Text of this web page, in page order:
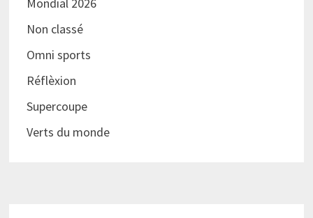
Non classé
Omni sports
Réflèxion
Supercoupe
Verts du monde